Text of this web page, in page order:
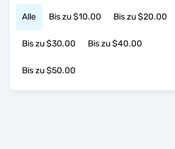
Alle Bis zu $10.00 Bis zu $20.00
Bis zu $30.00 Bis zu $40.00
Bis zu $50.00